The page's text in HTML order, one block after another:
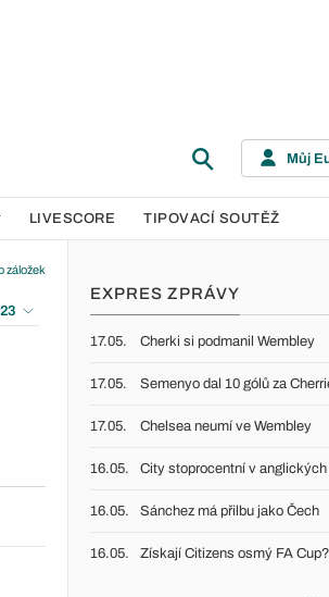
Můj
LIVESCORE TIPOVACÍ SOUTĚŽ
záložek
EXPRES ZPRÁVY
17.05. Cherki si podmanil Wembley
17.05. Semenyo dal 10 gólů za
17.05. Chelsea neumí ve Wembley
16.05. City stoprocentní v anglických
16.05. Sánchez má přilbu jako Čech
16.05. Získají Citizens osmý FA Cup?